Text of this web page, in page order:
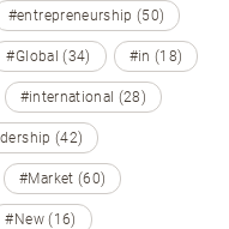
#entrepreneurship (50)
#Global (34) #in (18)
#international (28)
(42)
#Market (60)
#New (16)